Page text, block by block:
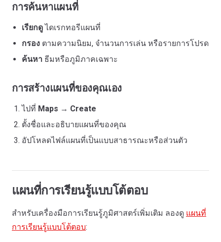
การค้นหาแผนที่
เรียกดูไดเรกทอรีแผนที่
กรอง ตามความนิยม, จำนวนการเล่น หรือรายการโปรด
ค้นหา ธีมหรือภูมิภาคเฉพาะ
การสร้างแผนที่ของคุณเอง
ไปที่ Maps → Create
ตั้งชื่อและอธิบายแผนที่ของคุณ
อัปโหลดไฟล์แผนที่เป็นแบบสาธารณะหรือส่วนตัว
แผนที่การเรียนรู้แบบโต้ตอบ
สำหรับเครื่องมือการเรียนรู้ภูมิศาสตร์เพิ่มเติม ลองดู แผนที่
การเรียนรู้แบบโต้ตอบ: